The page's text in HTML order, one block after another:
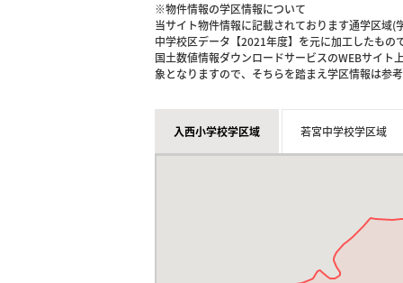
※物件情報の学区情報について
当サイト物件情報に記載されております通学区域
中学校区データ【2021年度】を元に加工したも
国土数値情報ダウンロードサービスのWEBサイ
象となりますので、そちらを踏まえ学区情報は参
入西小学校学区域 若宮中学校学区域